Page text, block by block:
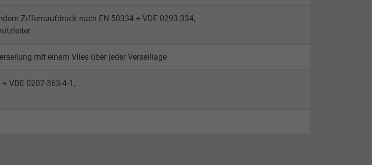
Ziffernaufdruck nach EN 50334 + VDE 0293-334,
mit einem Vlies über jeder Verseillage
VDE 0207-363-4-1,